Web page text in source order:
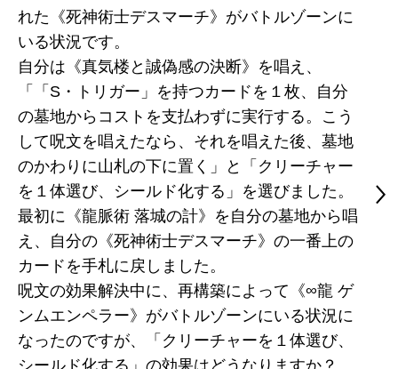
れた《死神術士デスマーチ》がバトルゾーンに
いる状況です。
自分は《真気楼と誠偽感の決断》を唱え、
「「S・トリガー」を持つカードを１枚、自分
の墓地からコストを支払わずに実行する。こう
して呪文を唱えたなら、それを唱えた後、墓地
のかわりに山札の下に置く」と「クリーチャー
を１体選び、シールド化する」を選びました。
最初に《龍脈術 落城の計》を自分の墓地から唱
え、自分の《死神術士デスマーチ》の一番上の
カードを手札に戻しました。
呪文の効果解決中に、再構築によって《∞龍 ゲ
ンムエンペラー》がバトルゾーンにいる状況に
なったのですが、「クリーチャーを１体選び、
シールド化する」の効果はどうなりますか？